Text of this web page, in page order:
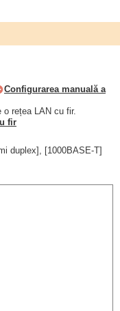
Configurarea manuală a
rețea LAN cu fir.
fir
duplex], [1000BASE-T]